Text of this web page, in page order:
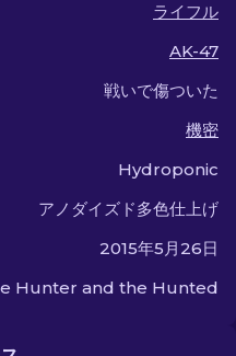
ライフル
AK-47
戦いで傷ついた
機密
Hydroponic
アノダイズド多色仕上げ
2015年5月26日
Hunter and the Hunted